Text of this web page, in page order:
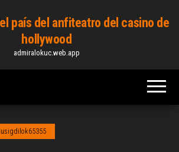
país del anfiteatro del casino de
hollywood
admiralokuc.web.app